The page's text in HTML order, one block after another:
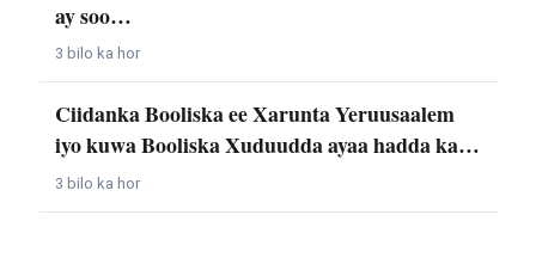
ay soo…
3 bilo ka hor
Ciidanka Booliska ee Xarunta Yeruusaalem
iyo kuwa Booliska Xuduudda ayaa hadda ka…
3 bilo ka hor